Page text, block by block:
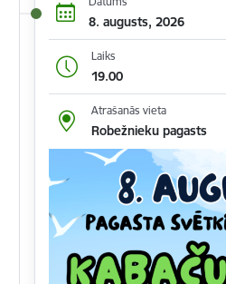
8. augusts, 2026
Laiks
19.00
Atrašanās vieta
Robežnieku pagasts